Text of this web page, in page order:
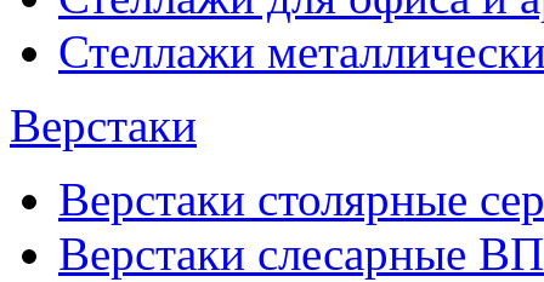
Стеллажи
Верстаки
Верстаки столярные
Верстаки слесарные ВП